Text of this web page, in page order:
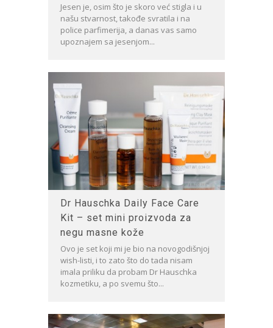
Jesen je, osim što je skoro već stigla i u
našu stvarnost, takođe svratila i na
police parfimerija, a danas vas samo
upoznajem sa jesenjom...
Dr Hauschka Daily Face Care
Kit – set mini proizvoda za
negu masne kože
Ovo je set koji mi je bio na novogodišnjoj
wish-listi, i to zato što do tada nisam
imala priliku da probam Dr Hauschka
kozmetiku, a po svemu što...